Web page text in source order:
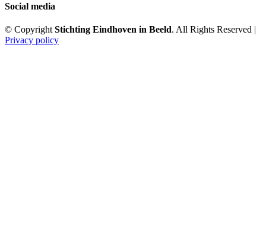
Social media
© CopyrightStichting Eindhoven in Beeld. All Rights Reserved |
Privacy policy